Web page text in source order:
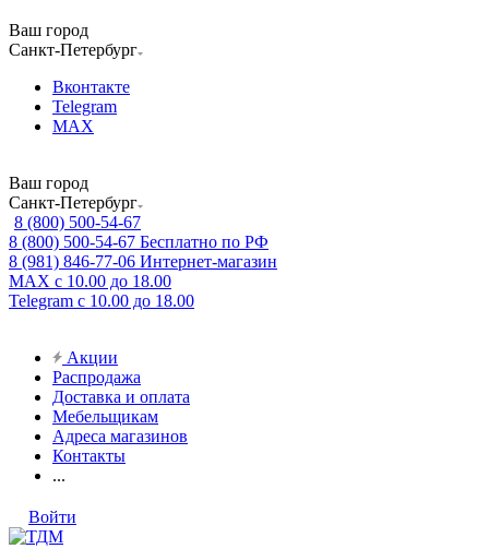
Ваш город
Санкт-Петербург
Вконтакте
Telegram
MAX
Ваш город
Санкт-Петербург
8 (800) 500-54-67
8 (800) 500-54-67 Бесплатно по РФ
8 (981) 846-77-06 Интернет-магазин
MAX с 10.00 до 18.00
Telegram с 10.00 до 18.00
Акции
Распродажа
Доставка и оплата
Мебельщикам
Адреса магазинов
Контакты
...
Войти